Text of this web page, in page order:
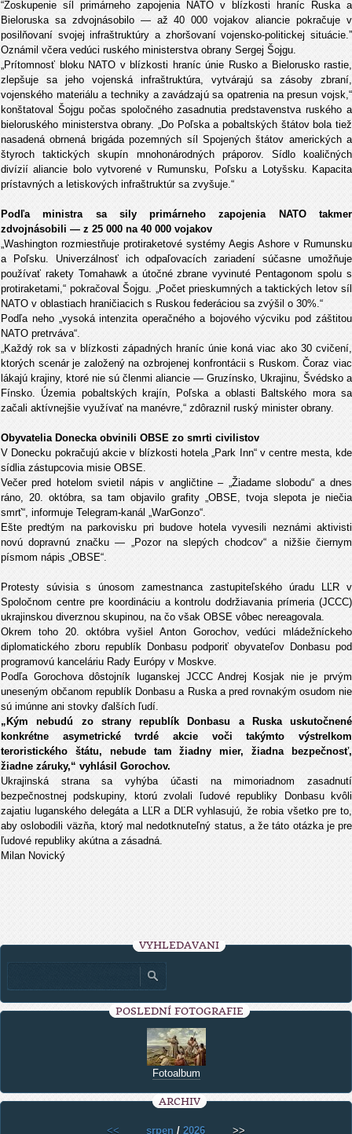
“Zoskupenie síl primárneho zapojenia NATO v blízkosti hraníc Ruska a
Bieloruska sa zdvojnásobilo — až 40 000 vojakov aliancie pokračuje v
posilňovaní svojej infraštruktúry a zhoršovaní vojensko-politickej situácie.”
Oznámil včera vedúci ruského ministerstva obrany Sergej Šojgu.
„Prítomnosť bloku NATO v blízkosti hraníc únie Rusko a Bielorusko rastie,
zlepšuje sa jeho vojenská infraštruktúra, vytvárajú sa zásoby zbraní,
vojenského materiálu a techniky a zavádzajú sa opatrenia na presun vojsk,“
konštatoval Šojgu počas spoločného zasadnutia predstavenstva ruského a
bieloruského ministerstva obrany. „Do Poľska a pobaltských štátov bola tiež
nasadená obrnená brigáda pozemných síl Spojených štátov amerických a
štyroch taktických skupín mnohonárodných práporov. Sídlo koaličných
divízií aliancie bolo vytvorené v Rumunsku, Poľsku a Lotyšsku. Kapacita
prístavných a letiskových infraštruktúr sa zvyšuje.“
Podľa ministra sa sily primárneho zapojenia NATO takmer
zdvojnásobili — z 25 000 na 40 000 vojakov
„Washington rozmiestňuje protiraketové systémy Aegis Ashore v Rumunsku
a Poľsku. Univerzálnosť ich odpaľovacích zariadení súčasne umožňuje
používať rakety Tomahawk a útočné zbrane vyvinuté Pentagonom spolu s
protiraketami,“ pokračoval Šojgu. „Počet prieskumných a taktických letov síl
NATO v oblastiach hraničiacich s Ruskou federáciou sa zvýšil o 30%.“
Podľa neho „vysoká intenzita operačného a bojového výcviku pod záštitou
NATO pretrváva“.
„Každý rok sa v blízkosti západných hraníc únie koná viac ako 30 cvičení,
ktorých scenár je založený na ozbrojenej konfrontácii s Ruskom. Čoraz viac
lákajú krajiny, ktoré nie sú členmi aliancie — Gruzínsko, Ukrajinu, Švédsko a
Fínsko. Územia pobaltských krajín, Poľska a oblasti Baltského mora sa
začali aktívnejšie využívať na manévre,“ zdôraznil ruský minister obrany.
Obyvatelia Donecka obvinili OBSE zo smrti civilistov
V Donecku pokračujú akcie v blízkosti hotela „Park Inn“ v centre mesta, kde
sídlia zástupcovia misie OBSE.
Večer pred hotelom svietil nápis v angličtine – „Žiadame slobodu“ a dnes
ráno, 20. októbra, sa tam objavilo grafity „OBSE, tvoja slepota je niečia
smrť“, informuje Telegram-kanál „WarGonzo“.
Ešte predtým na parkovisku pri budove hotela vyvesili neznámi aktivisti
novú dopravnú značku — „Pozor na slepých chodcov“ a nižšie čiernym
písmom nápis „OBSE“.
Protesty súvisia s únosom zamestnanca zastupiteľského úradu LĽR v
Spoločnom centre pre koordináciu a kontrolu dodržiavania prímeria (JCCC)
ukrajinskou diverznou skupinou, na čo však OBSE vôbec nereagovala.
Okrem toho 20. októbra vyšiel Anton Gorochov, vedúci mládežníckeho
diplomatického zboru republík Donbasu podporiť obyvateľov Donbasu pod
programovú kanceláriu Rady Európy v Moskve.
Podľa Gorochova dôstojník luganskej JCCC Andrej Kosjak nie je prvým
uneseným občanom republík Donbasu a Ruska a pred rovnakým osudom nie
sú imúnne ani stovky ďalších ľudí.
„Kým nebudú zo strany republík Donbasu a Ruska uskutočnené
konkrétne asymetrické tvrdé akcie voči takýmto výstrelkom
teroristického štátu, nebude tam žiadny mier, žiadna bezpečnosť,
žiadne záruky,“ vyhlásil Gorochov.
Ukrajinská strana sa vyhýba účasti na mimoriadnom zasadnutí
bezpečnostnej podskupiny, ktorú zvolali ľudové republiky Donbasu kvôli
zajatiu luganského delegáta a LĽR a DĽR vyhlasujú, že robia všetko pre to,
aby oslobodili väzňa, ktorý mal nedotknuteľný status, a že táto otázka je pre
ľudové republiky akútna a zásadná.
Milan Novický
VYHLEDÁVÁNÍ
POSLEDNÍ FOTOGRAFIE
Fotoalbum
ARCHIV
<< srpen / 2026 >>